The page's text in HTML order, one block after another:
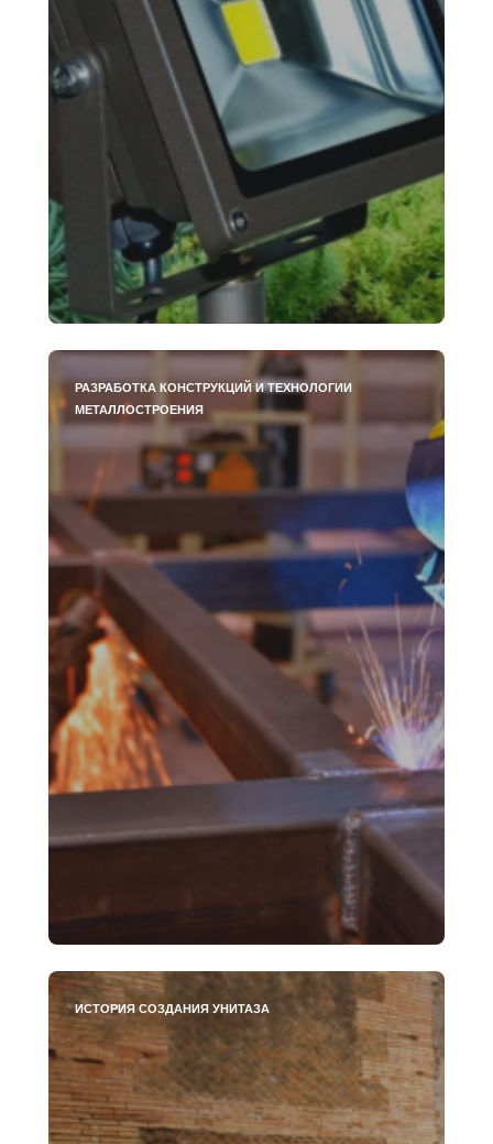
РАЗРАБОТКА КОНСТРУКЦИЙ И ТЕХНОЛОГИИ
МЕТАЛЛОСТРОЕНИЯ
ИСТОРИЯ СОЗДАНИЯ УНИТАЗА